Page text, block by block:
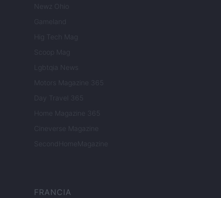
Newz Ohio
Gameland
Hig Tech Mag
Scoop Mag
Lgbtqia News
Motors Magazine 365
Day Travel 365
Home Magazine 365
Cineverse Magazine
SecondHomeMagazine
FRANCIA